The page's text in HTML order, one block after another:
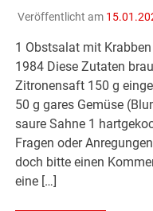
Veröffentlicht am
1 Obstsalat mit
1984 Diese Zutaten
Zitronensaft 150 g
50 g gares Gemüse
saure Sahne 1
Fragen oder
doch bitte einen
eine […]